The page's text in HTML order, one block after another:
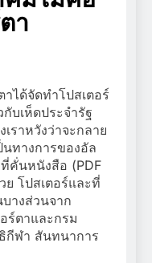
า
ได้จัดทำโปสเตอร์
บเห็ดประจำรัฐ
ราหวังว่าจะกลาย
ทางการของอัล
ที่คั่นหนังสือ (PDF
ย โปสเตอร์และที่
างส่วนจาก
ร์ตาและกรม
กีฬา สันทนาการ